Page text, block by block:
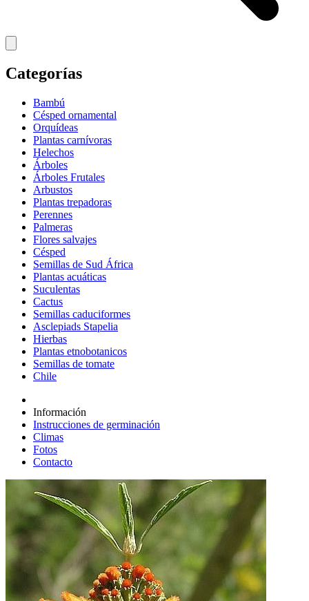
Categorías
Bambú
Césped ornamental
Orquídeas
Plantas carnívoras
Helechos
Árboles
Árboles Frutales
Arbustos
Plantas trepadoras
Perennes
Palmeras
Flores salvajes
Césped
Semillas de Sud África
Plantas acuáticas
Suculentas
Cactus
Semillas caduciformes
Asclepiads Stapelia
Hierbas
Plantas etnobotanicos
Semillas de tomate
Chile
Información
Instrucciones de germinación
Climas
Fotos
Contacto